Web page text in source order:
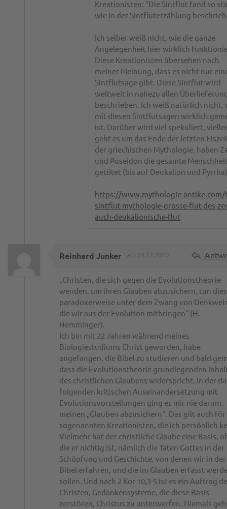
Kreationisten: "Die Sintflut fand so
wie in der Sintfluterzählung
Ich selber weiß nicht, wie die ganze
Angelegenheit hier wirklich
Diese Kreationisten übersehen nach
meiner Meinung, dass es nicht nur
Sintflutsage gibt. Diese Sintflut wird
weltweit in nahezu allen
beschrieben. Ich weiß natürlich nicht,
mit diesen Sintflutsagen wirklich
ist. Darüber wird viel spekuliert,
geht es um das Ende der letzten
der griechischen Mythologie, haben
und Poseidon die gesamte
getötet (bis auf Deukalion und
https://www.mythologie-antike.com/
sintflut-mythologie-grosse-flut-des-
auch-deukalionische-flut
Reinhard Junker am 24.12.2010
„Christen, die sich gegen die Evolutionstheorie
wenden, um ihren Glauben abzusichern, tun dies
paradoxerweise unter dem Zwang von
die wir aus der Evolution mitbringen“ (H.
Hemminger).
Ich bin mit 22 Jahren während meines
Biologiestudiums Christ geworden, habe
angefangen, die Bibel zu studieren und bald
dass die Evolutionstheorie grundlegenden
des christlichen Glaubens widerspricht. In der
folgenden kritischen Auseinandersetzung mit
Evolutionsvorstellungen ging es mir nie darum,
meinen „Glauben abzusichern“. Das gilt auch
sogenannten Kreationisten, die ich persönlich
Vielmehr hat der christliche Glaube eine Basis,
die er nichtig ist, nämlich die Taten Gottes in der
Schöpfung und Geschichte, von denen wir in der
Bibel erfahren, und die im Glauben erfasst
sollen. Und nach 2 Kor 10,3-5 ist es ein Auftrag
Christen, Gedankensysteme, die diese Basis
zerstören, Christus zu unterwerfen. Niemals